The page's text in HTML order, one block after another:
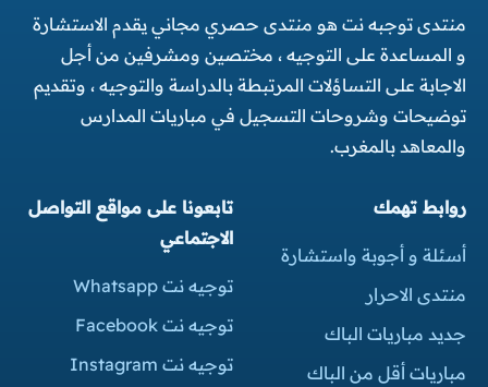
منتدى توجبه نت هو منتدى حصري مجاني يقدم الاستشارة
و المساعدة على التوجيه ، مختصين ومشرفين من أجل
الاجابة على التساؤلات المرتبطة بالدراسة والتوجيه ، وتقديم
توضيحات وشروحات التسجيل في مباريات المدارس
والمعاهد بالمغرب.
روابط تهمك
أسئلة و أجوبة واستشارة
منتدى الاحرار
جديد مباريات الباك
مباريات أقل من الباك
تابعونا على مواقع التواصل
الاجتماعي
توجيه نت Whatsapp
توجيه نت Facebook
توجيه نت Instagram